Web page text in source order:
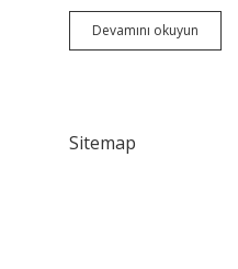
Devamını okuyun
Yanında
Sitemap